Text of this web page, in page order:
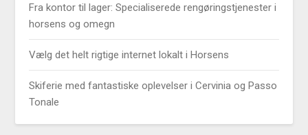
Fra kontor til lager: Specialiserede rengøringstjenester i
horsens og omegn
Vælg det helt rigtige internet lokalt i Horsens
Skiferie med fantastiske oplevelser i Cervinia og Passo
Tonale